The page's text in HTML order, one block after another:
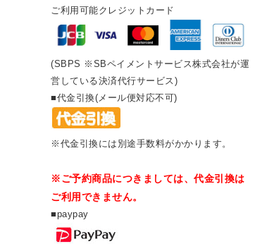
ご利用可能クレジットカード
(SBPS ※SBペイメントサービス株式会社が運
営している決済代行サービス)
■代金引換(メール便対応不可)
※代金引換には別途手数料がかかります。
※ご予約商品につきましては、代金引換は
ご利用できません。
■paypay